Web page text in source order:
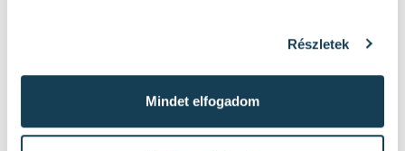
Részletek
Mindet elfogadom